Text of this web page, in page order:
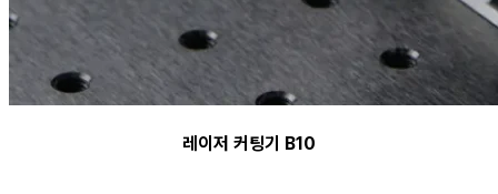
레이저 커팅기 B10